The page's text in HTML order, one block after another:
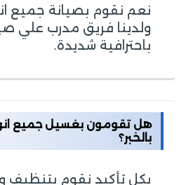
نعم نقوم بصيانة جميع
ولدينا فريق مدرب علي
باحترافية شديدة.
هل تقومون بغسيل جميع
بالخبر؟
بكل تأكيد نقوم بتنظيف